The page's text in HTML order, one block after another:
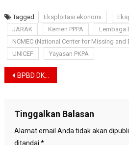
Tagged Eksploitasi ekonomi
JARAK
Kemen PPPA
Lembaga
NCMEC (National Center for Missing and
UNICEF
Yayasan PKPA
Navigasi
BPBD DKI Imbau Warga Hemat Air Saat Musim Kemarau
Tinggalkan Balasan
Alamat email Anda tidak akan
ditandai *